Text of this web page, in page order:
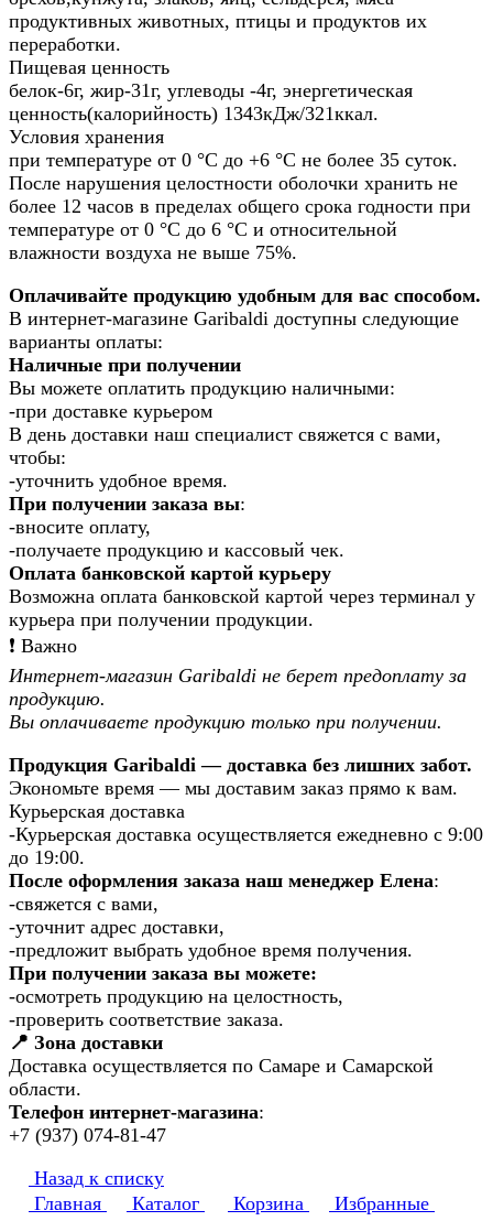
продуктивных животных, птицы и продуктов их
переработки.
Пищевая ценность
белок-6г, жир-31г, углеводы -4г, энергетическая
ценность(калорийность) 1343кДж/321ккал.
Условия хранения
при температуре от 0 °С до +6 °С не более 35 суток.
После нарушения целостности оболочки хранить не
более 12 часов в пределах общего срока годности при
температуре от 0 °С до 6 °С и относительной
влажности воздуха не выше 75%.
Оплачивайте продукцию удобным для вас способом.
В интернет-магазине Garibaldi доступны следующие
варианты оплаты:
Наличные при получении
Вы можете оплатить продукцию наличными:
-при доставке курьером
В день доставки наш специалист свяжется с вами,
чтобы:
-уточнить удобное время.
При получении заказа вы:
-вносите оплату,
-получаете продукцию и кассовый чек.
Оплата банковской картой курьеру
Возможна оплата банковской картой через терминал у
курьера при получении продукции.
❗️ Важно
Интернет-магазин Garibaldi не берет предоплату за
продукцию.
Вы оплачиваете продукцию только при получении.
Продукция Garibaldi — доставка без лишних забот.
Экономьте время — мы доставим заказ прямо к вам.
Курьерская доставка
-Курьерская доставка осуществляется ежедневно с 9:00
до 19:00.
После оформления заказа наш менеджер Елена:
-свяжется с вами,
-уточнит адрес доставки,
-предложит выбрать удобное время получения.
При получении заказа вы можете:
-осмотреть продукцию на целостность,
-проверить соответствие заказа.
📍 Зона доставки
Доставка осуществляется по Самаре и Самарской
области.
Телефон интернет-магазина:
+7 (937) 074-81-47
Назад к списку
Главная
Каталог Корзина
Избранные